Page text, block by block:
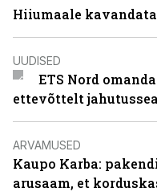
Hiiumaale
UUDISED
ETS Nord
ettevõttelt
ARVAMUSED
Kaupo Karba:
arusaam, et